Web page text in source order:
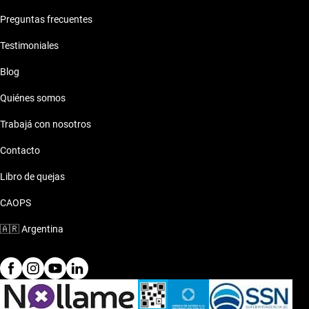
Preguntas frecuentes
Testimoniales
Blog
Quiénes somos
Trabajá con nosotros
Contacto
Libro de quejas
CAOPS
🇦🇷Argentina